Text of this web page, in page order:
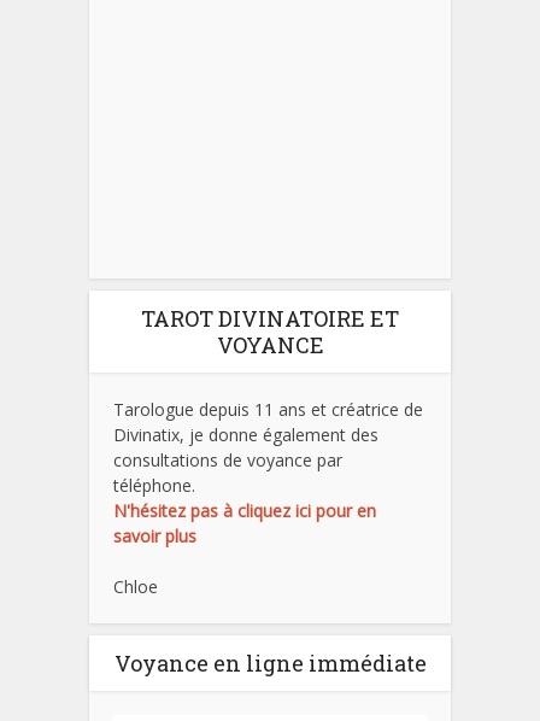
TAROT DIVINATOIRE ET
VOYANCE
Tarologue depuis 11 ans et créatrice de
Divinatix, je donne également des
consultations de voyance par
téléphone.
N'hésitez pas à cliquez ici pour en
savoir plus
Chloe
Voyance en ligne immédiate